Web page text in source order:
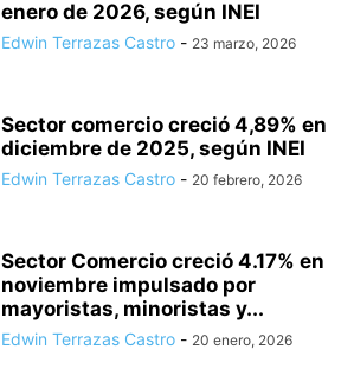
enero de 2026, según INEI
Edwin Terrazas Castro - 23 marzo, 2026
Sector comercio creció 4,89% en
diciembre de 2025, según INEI
Edwin Terrazas Castro - 20 febrero, 2026
Sector Comercio creció 4.17% en
noviembre impulsado por
mayoristas, minoristas y...
Edwin Terrazas Castro - 20 enero, 2026